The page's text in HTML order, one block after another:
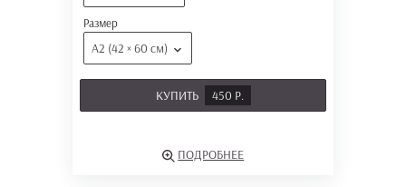
Размер
А2 (42 × 60 см)
КУПИТЬ 450 Р.
ПОДРОБНЕЕ